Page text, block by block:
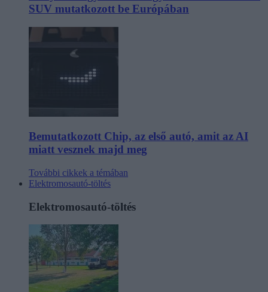
SUV mutatkozott be Európában
Bemutatkozott Chip, az első autó, amit az AI
miatt vesznek majd meg
További cikkek a témában
Elektromosautó-töltés
Elektromosautó-töltés